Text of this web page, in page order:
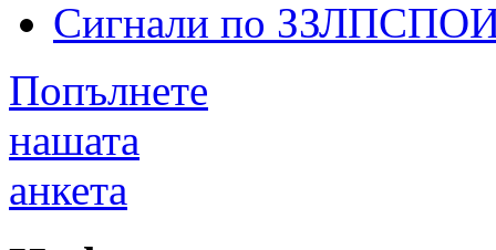
Сигнали по
Попълнете
нашата
анкета